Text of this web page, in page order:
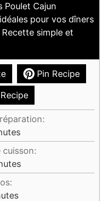
Poulet Cajun
pour vos dîners
simple et
Pin Recipe
cuisson: